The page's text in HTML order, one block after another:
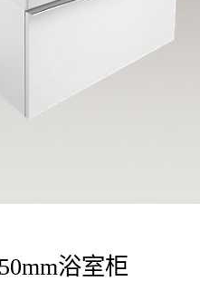
浴室柜